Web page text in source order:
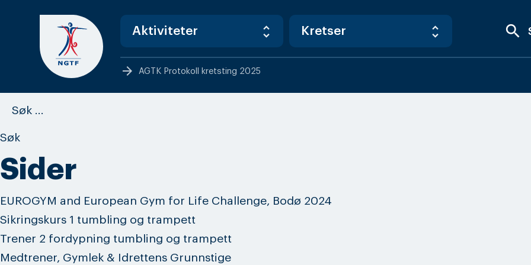
content
search
arrow_forward AGTK Protokoll kretsting 2025
Sider
EUROGYM and European Gym for Life Challenge, Bodø 2024
Sikringskurs 1 tumbling og trampett
Trener 2 fordypning tumbling og trampett
Medtrener, Gymlek & Idrettens Grunnstige